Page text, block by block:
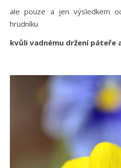
ale pouze a jen výsledkem
hrudníku
kvůli vadnému držení páteře